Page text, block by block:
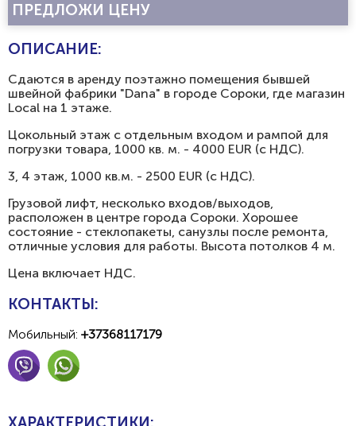
ПРЕДЛОЖИ ЦЕНУ
ОПИСАНИЕ:
Сдаются в аренду поэтажно помещения бывшей
швейной фабрики "Dana" в городе Сороки, где магазин
Local на 1 этаже.
Цокольный этаж с отдельным входом и рампой для
погрузки товара, 1000 кв. м. - 4000 EUR (c НДС).
3, 4 этаж, 1000 кв.м. - 2500 EUR (с НДС).
Грузовой лифт, несколько входов/выходов,
расположен в центре города Сороки. Хорошее
состояние - стеклопакеты, санузлы после ремонта,
отличные условия для работы. Высота потолков 4 м.
Цена включает НДС.
КОНТАКТЫ:
Мобильный: +37368117179